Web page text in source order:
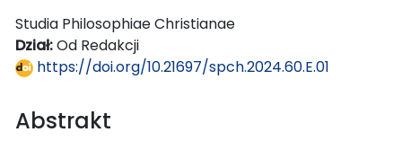
Studia Philosophiae Christianae
Dział:Od Redakcji
https://doi.org/10.21697/spch.2024.60.E.01
Abstrakt